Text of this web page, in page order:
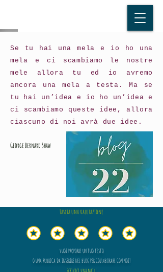
Se tu hai una mela e io ho una
mela e ci scambiamo le nostre
mele allora tu ed io avremo
ancora una mela a testa. Ma se
tu hai un’idea e io ho un’idea e
ci scambiamo queste idee, allora
ciascuno di noi avrà due idee.
George Bernard Shaw
Lascia una valutazione
VUOI PROPORRE UN TUO TESTO
O UNA RUBRICA DA INSERIRE NEL BLOG PER COLLABORARE CON NOI?
scrivici una mail!